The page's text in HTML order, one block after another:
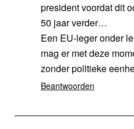
president voordat dit
50 jaar verder…
Een EU-leger onder
mag er met deze
zonder politieke
Beantwoorden